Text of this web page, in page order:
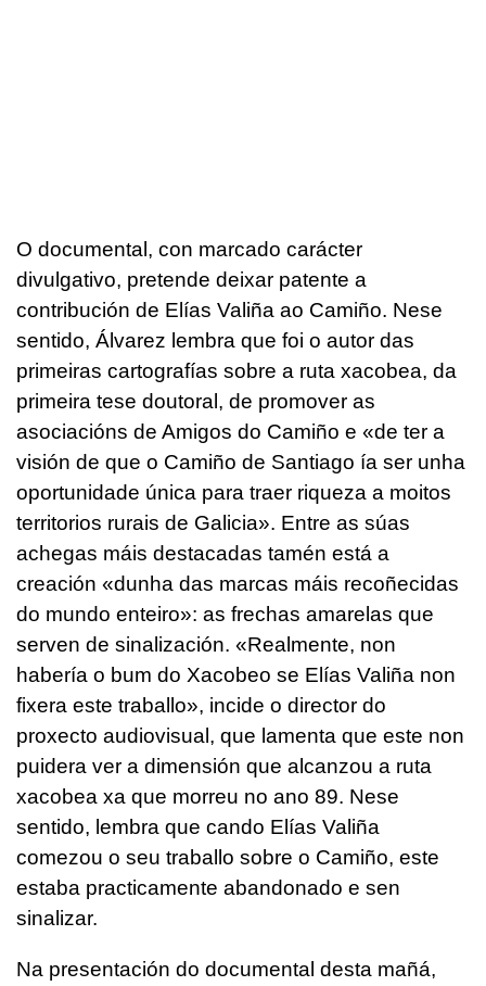
O documental, con marcado carácter
divulgativo, pretende deixar patente a
contribución de Elías Valiña ao Camiño. Nese
sentido, Álvarez lembra que foi o autor das
primeiras cartografías sobre a ruta xacobea, da
primeira tese doutoral, de promover as
asociacións de Amigos do Camiño e «de ter a
visión de que o Camiño de Santiago ía ser unha
oportunidade única para traer riqueza a moitos
territorios rurais de Galicia». Entre as súas
achegas máis destacadas tamén está a
creación «dunha das marcas máis recoñecidas
do mundo enteiro»: as frechas amarelas que
serven de sinalización. «Realmente, non
habería o bum do Xacobeo se Elías Valiña non
fixera este traballo», incide o director do
proxecto audiovisual, que lamenta que este non
puidera ver a dimensión que alcanzou a ruta
xacobea xa que morreu no ano 89. Nese
sentido, lembra que cando Elías Valiña
comezou o seu traballo sobre o Camiño, este
estaba practicamente abandonado e sen
sinalizar.
Na presentación do documental desta mañá,